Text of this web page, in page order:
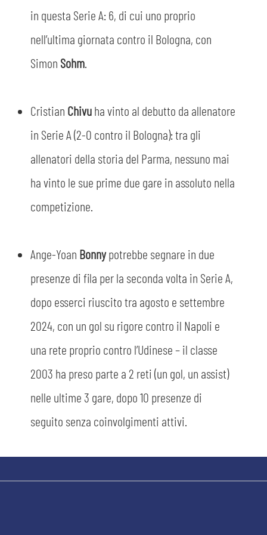
CERCA
in questa Serie A: 6, di cui uno proprio
nell’ultima giornata contro il Bologna, con
Simon Sohm.
Cristian Chivuha vinto al debutto da allenatore
in Serie A (2-0 contro il Bologna): tra gli
allenatori della storia del Parma, nessuno mai
ha vinto le sue prime due gare in assoluto nella
competizione.
Ange-Yoan Bonnypotrebbe segnare in due
presenze di fila per la seconda volta in Serie A,
dopo esserci riuscito tra agosto e settembre
2024, con un gol su rigore contro il Napoli e
una rete proprio contro l’Udinese – il classe
2003 ha preso parte a 2 reti (un gol, un assist)
nelle ultime 3 gare, dopo 10 presenze di
seguito senza coinvolgimenti attivi.